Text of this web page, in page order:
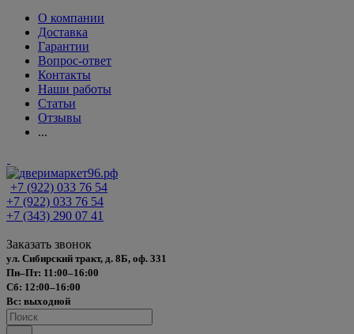
О компании
Доставка
Гарантии
Вопрос-ответ
Контакты
Наши работы
Статьи
Отзывы
...
+7 (922) 033 76 54
+7 (922) 033 76 54
+7 (343) 290 07 41
Заказать звонок
ул. Сибирский тракт, д. 8Б, оф. 331
Пн–Пт: 11:00–16:00
Сб: 12:00–16:00
Вс: выходной